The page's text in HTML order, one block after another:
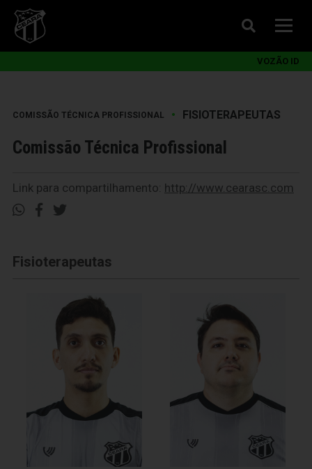
VOZÃO ID
COMISSÃO TÉCNICA PROFISSIONAL • FISIOTERAPEUTAS
Comissão Técnica Profissional
Link para compartilhamento: http://www.cearasc.com
Fisioterapeutas